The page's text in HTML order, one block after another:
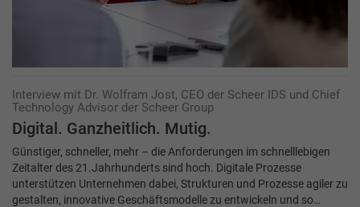
Interview mit Dr. Wolfram Jost, CEO der Scheer IDS und Chief
Technology Advisor der Scheer Group
Digital. Ganzheitlich. Mutig.
Günstiger, schneller, mehr – die Anforderungen im schnelllebigen
Zeitalter des 21.Jahrhunderts sind hoch. Digitale Prozesse
unterstützen Unternehmen dabei, Strukturen und Prozesse agiler zu
gestalten, innovative Geschäftsmodelle zu entwickeln und so…